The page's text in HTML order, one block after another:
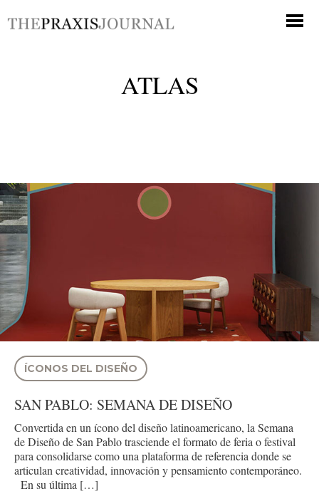
ATLAS
ÍCONOS DEL DISEÑO
SAN PABLO: SEMANA DE DISEÑO
Convertida en un ícono del diseño latinoamericano, la Semana
de Diseño de San Pablo trasciende el formato de feria o festival
para consolidarse como una plataforma de referencia donde se
articulan creatividad, innovación y pensamiento contemporáneo.
En su última […]